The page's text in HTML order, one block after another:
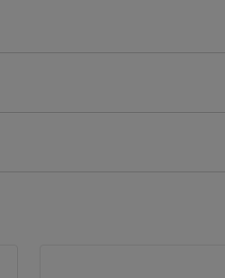
kočnici lako je održavati
500 mm.